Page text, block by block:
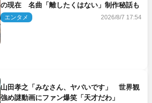
の現在 名曲「離したくはない」制作秘話も
エンタメ 2026/8/7 17:54
山田孝之「みなさん、ヤバいです」 世界観
強め謎動画にファン爆笑「天才だわ」